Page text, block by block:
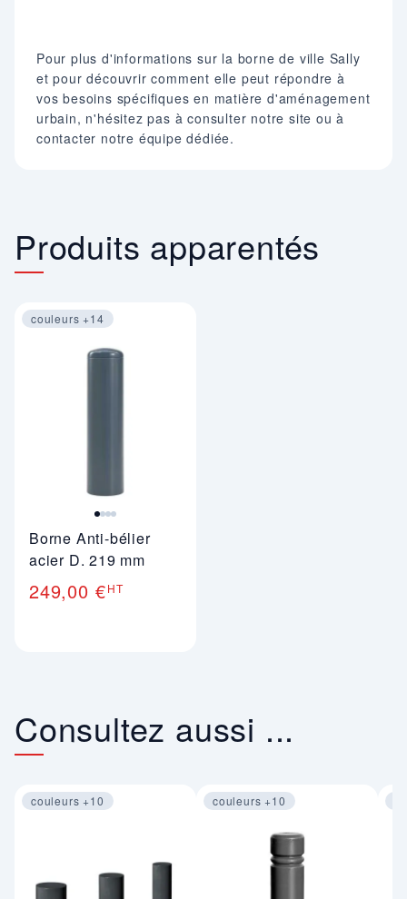
Pour plus d'informations sur la borne de ville Sally
et pour découvrir comment elle peut répondre à
vos besoins spécifiques en matière d'aménagement
urbain, n'hésitez pas à consulter notre site ou à
contacter notre équipe dédiée.
Produits apparentés
couleurs +14
Image 1 sur 4
Borne Anti-bélier
acier D. 219 mm
249,00 €HT
Consultez aussi ...
couleurs +10 couleurs +10
Image 1 sur 4